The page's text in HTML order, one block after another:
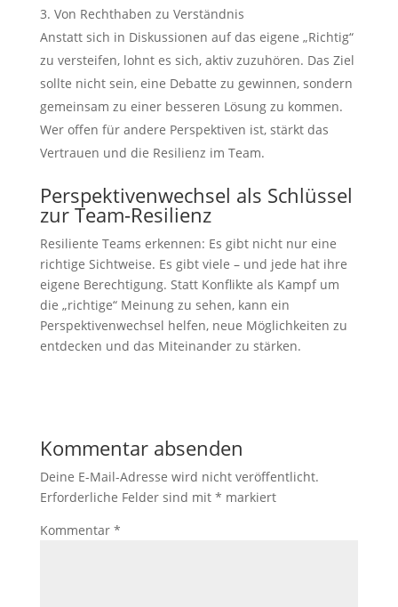
Von Rechthaben zu Verständnis
Anstatt sich in Diskussionen auf das eigene „Richtig“
zu versteifen, lohnt es sich, aktiv zuzuhören. Das Ziel
sollte nicht sein, eine Debatte zu gewinnen, sondern
gemeinsam zu einer besseren Lösung zu kommen.
Wer offen für andere Perspektiven ist, stärkt das
Vertrauen und die Resilienz im Team.
Perspektivenwechsel als Schlüssel
zur Team-Resilienz
Resiliente Teams erkennen: Es gibt nicht nur eine
richtige Sichtweise. Es gibt viele – und jede hat ihre
eigene Berechtigung. Statt Konflikte als Kampf um
die „richtige“ Meinung zu sehen, kann ein
Perspektivenwechsel helfen, neue Möglichkeiten zu
entdecken und das Miteinander zu stärken.
Kommentar absenden
Deine E-Mail-Adresse wird nicht veröffentlicht.
Erforderliche Felder sind mit * markiert
Kommentar *